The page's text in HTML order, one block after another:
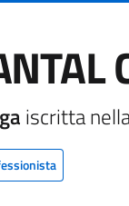
iscritta